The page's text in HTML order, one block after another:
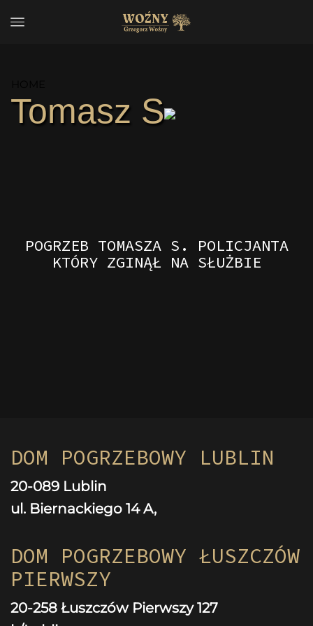
Tomasz S
POGRZEB TOMASZA S. POLICJANTA
KTÓRY ZGINĄŁ NA SŁUŻBIE
DOM POGRZEBOWY LUBLIN
20-089 Lublin
ul. Biernackiego 14 A,
DOM POGRZEBOWY ŁUSZCZÓW
PIERWSZY
20-258 Łuszczów Pierwszy 127